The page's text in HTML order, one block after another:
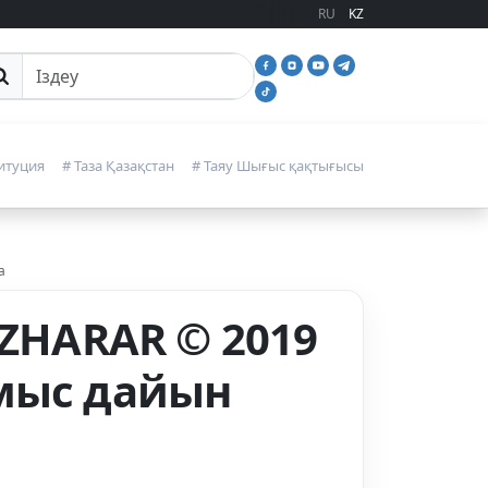
RU KZ
іздеу
# Таза Қазақстан # Таяу Шығыс қақтығысы
© 2019
дайын